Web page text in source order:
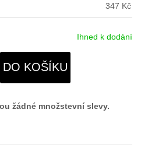
347 Kč
Ihned k dodání
DO KOŠÍKU
žádné množstevní slevy.